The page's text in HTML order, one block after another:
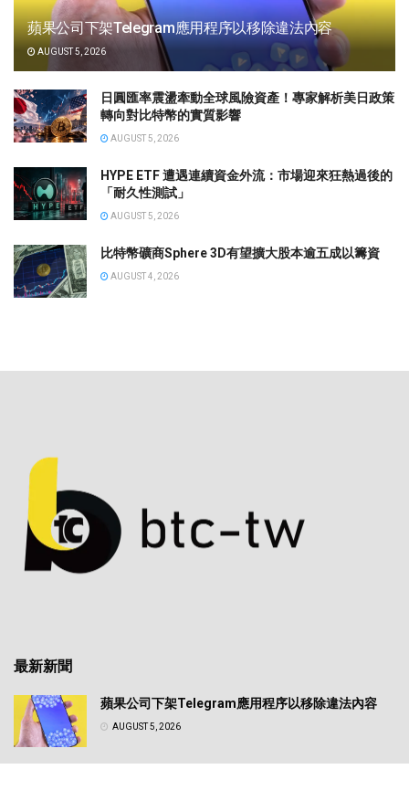
蘋果公司下架Telegram應用程序以移除違法內容
AUGUST 5, 2026
日圓匯率震盪牽動全球風險資產！專家解析美日政策
轉向對比特幣的實質影響
AUGUST 5, 2026
HYPE ETF 遭遇連續資金外流：市場迎來狂熱過後的
「耐久性測試」
AUGUST 5, 2026
比特幣礦商Sphere 3D有望擴大股本逾五成以籌資
AUGUST 4, 2026
最新新聞
蘋果公司下架Telegram應用程序以移除違法內容
AUGUST 5, 2026